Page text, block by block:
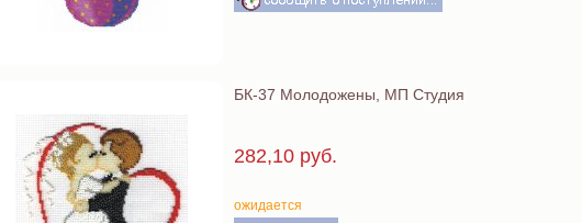
БК-37 Молодожены, МП Студия
282,10 руб.
ожидается